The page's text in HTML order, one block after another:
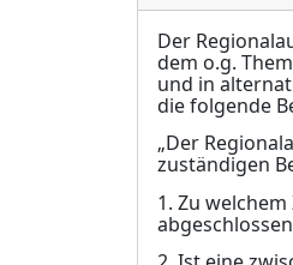
Der
dem o.g.
und in
die folgende
„Der
zuständigen
1. Zu
abge